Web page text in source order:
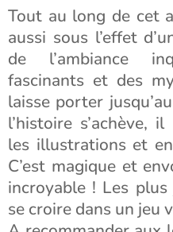
Tout au long de cet
aussi sous l’effet
de l’ambiance
fascinants et des
laisse porter
l’histoire s’achève,
les illustrations et
C’est magique et
incroyable ! Les
se croire dans un jeu